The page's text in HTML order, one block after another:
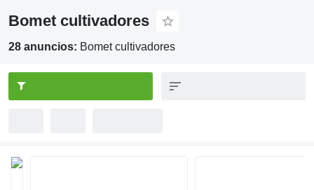
Bomet cultivadores
28 anuncios: Bomet cultivadores